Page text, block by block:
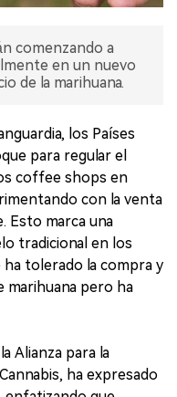
comenzando a
en un nuevo
de la marihuana.
los Países
para regular el
coffee shops en
con la venta
Esto marca una
tradicional en los
ha tolerado la compra y
marihuana pero ha
Alianza para la
ha expresado